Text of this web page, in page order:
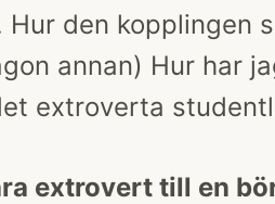
den kopplingen
annan) Hur har
extroverta
extrovert till en